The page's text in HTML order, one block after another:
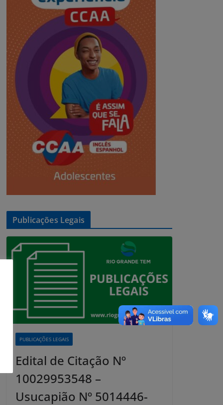
Publicações Legais
PUBLICAÇÕES LEGAIS
Edital de Citação Nº
10029953548 –
Usucapião Nº 5014446-